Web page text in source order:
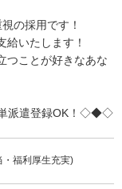
の採用です！
給いたします！
つことが好きなあな
派遣登録OK！◇◆◇
・福利厚生充実)